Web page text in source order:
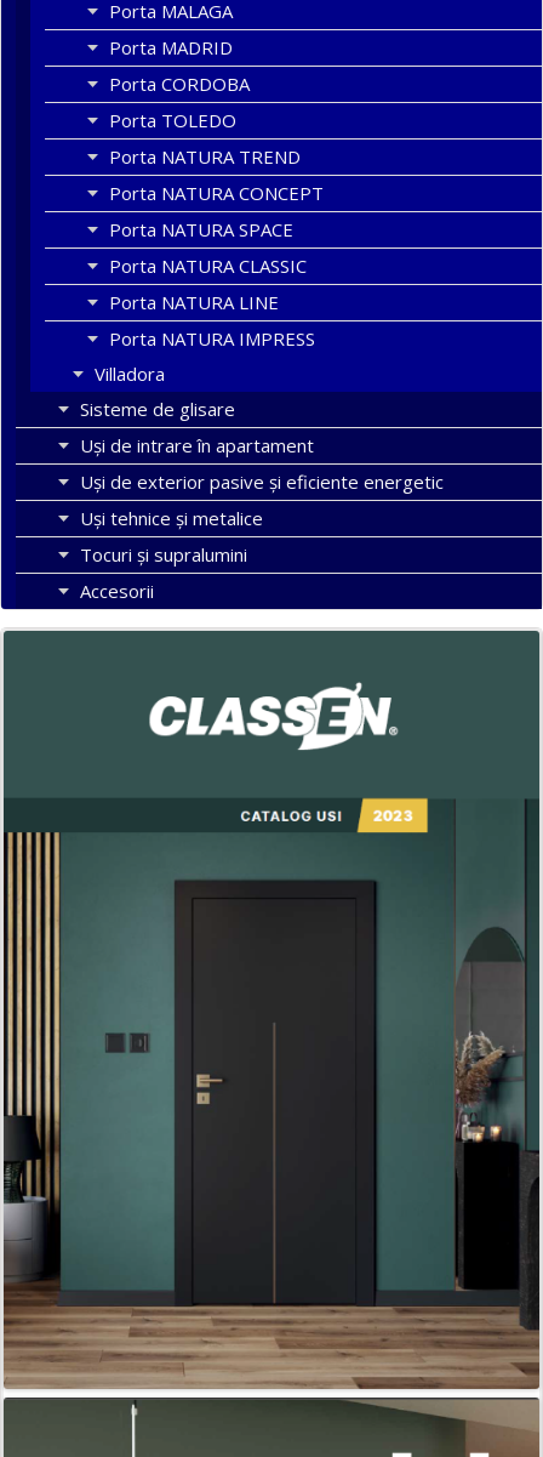
Porta MALAGA
Porta MADRID
Porta CORDOBA
Porta TOLEDO
Porta NATURA TREND
Porta NATURA CONCEPT
Porta NATURA SPACE
Porta NATURA CLASSIC
Porta NATURA LINE
Porta NATURA IMPRESS
Villadora
Sisteme de glisare
Uși de intrare în apartament
Uşi de exterior pasive şi eficiente energetic
Uși tehnice și metalice
Tocuri şi supralumini
Accesorii